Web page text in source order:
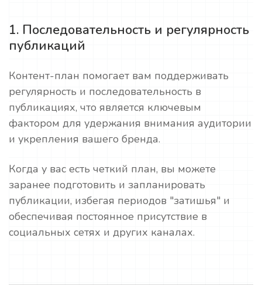
1. Последовательность и регулярность
публикаций
Контент-план помогает вам поддерживать
регулярность и последовательность в
публикациях, что является ключевым
фактором для удержания внимания аудитории
и укрепления вашего бренда.
Когда у вас есть четкий план, вы можете
заранее подготовить и запланировать
публикации, избегая периодов "затишья" и
обеспечивая постоянное присутствие в
социальных сетях и других каналах.